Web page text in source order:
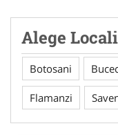
Alege
Botosani
Flamanzi